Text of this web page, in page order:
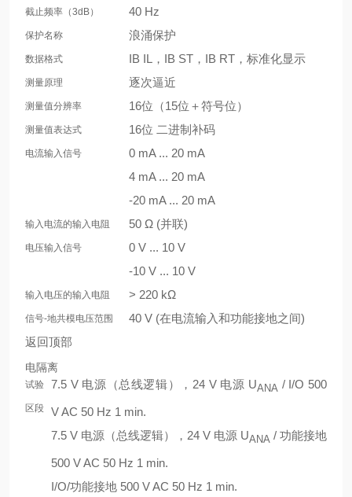
截止频率（3dB） 40 Hz
保护名称 浪涌保护
数据格式 IB IL，IB ST，IB RT，标准化显示
测量原理 逐次逼近
测量值分辨率 16位（15位＋符号位）
测量值表达式 16位 二进制补码
电流输入信号
0 mA ... 20 mA
4 mA ... 20 mA
-20 mA ... 20 mA
输入电流的输入电阻 50 Ω (并联)
电压输入信号
0 V ... 10 V
-10 V ... 10 V
输入电压的输入电阻 > 220 kΩ
信号-地共模电压范围
40 V (在电流输入和功能接地之间)
返回顶部
电隔离
试验
区段
7.5 V 电源（总线逻辑），24 V 电源 UANA / I/O 500
V AC 50 Hz 1 min.
7.5 V 电源（总线逻辑），24 V 电源 UANA / 功能接地
500 V AC 50 Hz 1 min.
I/O/功能接地 500 V AC 50 Hz 1 min.